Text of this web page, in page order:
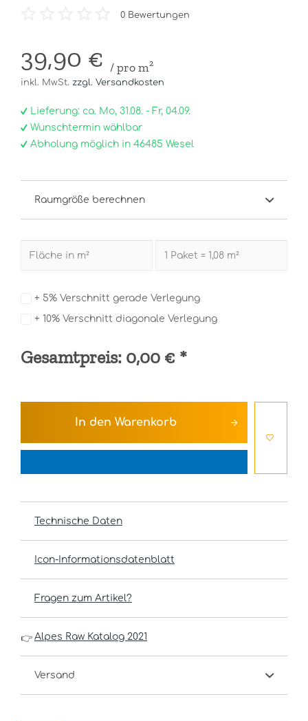
0 Bewertungen
39,90 € / pro m²
inkl. MwSt. zzgl. Versandkosten
Lieferung: ca. Mo, 31.08. - Fr, 04.09.
Wunschtermin wählbar
Abholung möglich in 46485 Wesel
Raumgröße berechnen
+ 5% Verschnitt gerade Verlegung
+ 10% Verschnitt diagonale Verlegung
Gesamtpreis: 0,00 € *
In den Warenkorb
Technische Daten
Icon-Informationsdatenblatt
Fragen zum Artikel?
👉 Alpes Raw Katalog 2021
Versand